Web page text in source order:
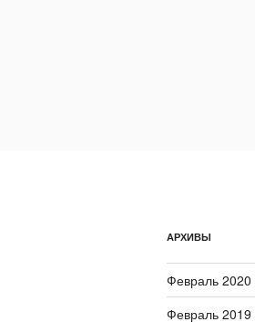
АРХИВЫ
Февраль 2020
Февраль 2019